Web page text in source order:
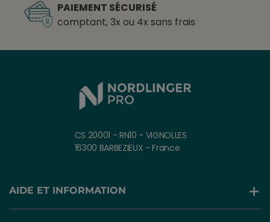
PAIEMENT SÉCURISÉ
comptant, 3x ou 4x sans frais
CS 20001 - RN10 - VIGNOLLES
16300 BARBEZIEUX - France
AIDE ET INFORMATION